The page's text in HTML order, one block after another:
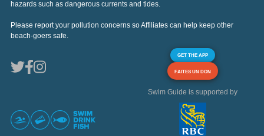
hazards such as dangerous currents and tides.
Please report your pollution concerns so Affiliates can help keep other
beach-goers safe.
GET THE APP
FAITES UN DON
Swim Guide is supported by